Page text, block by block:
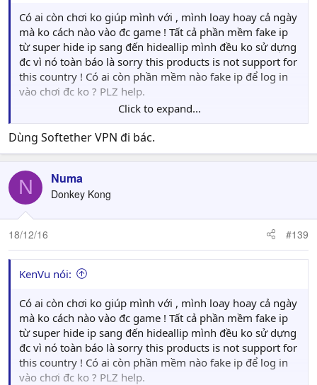
Có ai còn chơi ko giúp mình với , mình loay hoay cả ngày
mà ko cách nào vào đc game ! Tất cả phần mềm fake ip
từ super hide ip sang đến hideallip mình đều ko sử dựng
đc vì nó toàn báo là sorry this products is not support for
this country ! Có ai còn phần mềm nào fake ip để log in
vào chơi đc ko ? PLZ help.
ps : File patch tiếng anh mình ko apply đc vì đường dẫn
lúc đầu của mình là sai , có cách nào để chạy lại đường
dẫn được ko ? Hay nếu trót chạy sai đường dẫn là vĩnh
Click to expand...
Dùng Softether VPN đi bác.
N Numa
Donkey Kong
18/12/16 #139
KenVu nói:
Có ai còn chơi ko giúp mình với , mình loay hoay cả ngày
mà ko cách nào vào đc game ! Tất cả phần mềm fake ip
từ super hide ip sang đến hideallip mình đều ko sử dựng
đc vì nó toàn báo là sorry this products is not support for
this country ! Có ai còn phần mềm nào fake ip để log in
vào chơi đc ko ? PLZ help.